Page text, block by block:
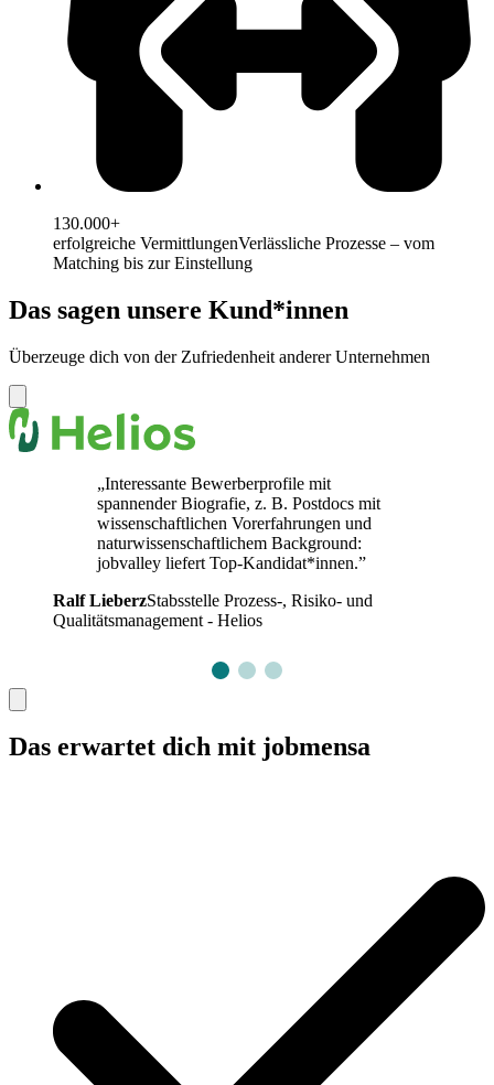
130.000+
erfolgreiche VermittlungenVerlässliche Prozesse – vom
Matching bis zur Einstellung
Das sagen unsere Kund*innen
Überzeuge dich von der Zufriedenheit anderer Unternehmen
„Interessante Bewerberprofile mit
spannender Biografie, z. B. Postdocs mit
wissenschaftlichen Vorerfahrungen und
naturwissenschaftlichem Background:
jobvalley liefert Top-Kandidat*innen.”
Ralf LieberzStabsstelle Prozess-, Risiko- und
Qualitätsmanagement - Helios
Das erwartet dich mit jobmensa